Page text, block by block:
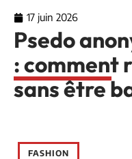
17 juin 2026
Psedo
: comment
sans être
FASHION